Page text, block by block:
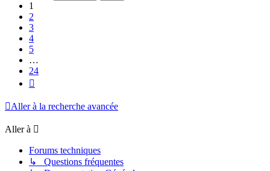
1
2
3
4
5
…
24
Aller à la recherche avancée
Aller à
Forums techniques
↳ Questions fréquentes